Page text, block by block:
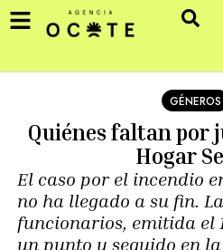
GÉNEROS
Quiénes faltan por
Hogar
El caso por el incendio
no ha llegado a su fin.
funcionarios, emitida el
un punto y seguido en